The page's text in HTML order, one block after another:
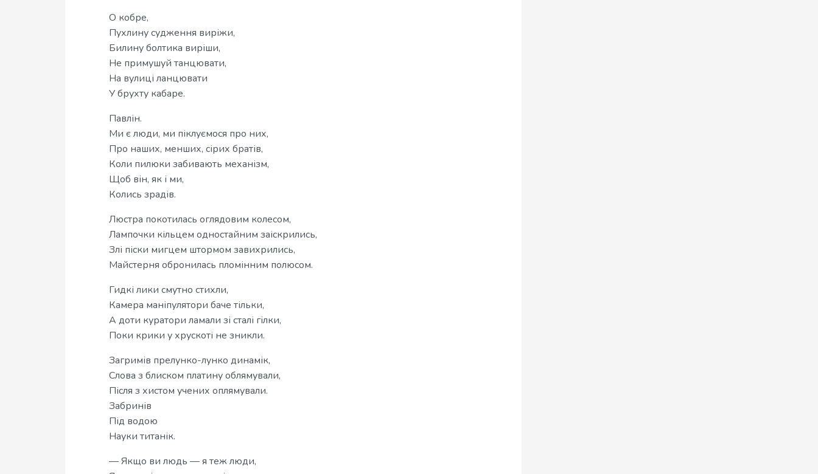
О кобре,
Пухлину судження виріжи,
Билину болтика виріши,
Не примушуй танцювати,
На вулиці ланцювати
У брухту кабаре.
Павлін.
Ми є люди, ми піклуємося про них,
Про наших, менших, сірих братів,
Коли пилюки забивають механізм,
Щоб він, як і ми,
Колись зрадів.
Люстра покотилась оглядовим колесом,
Лампочки кільцем одностайним заіскрились,
Злі піски мигцем штормом завихрились,
Майстерня обронилась пломінним полюсом.
Гидкі лики смутно стихли,
Камера маніпулятори баче тільки,
А доти куратори ламали зі сталі гілки,
Поки крики у хрускоті не зникли.
Загримів прелунко-лунко динамік,
Слова з блиском платину облямували,
Після з хистом учених оплямували.
Забринів
Під водою
Науки титанік.
— Якщо ви людь — я теж люди,